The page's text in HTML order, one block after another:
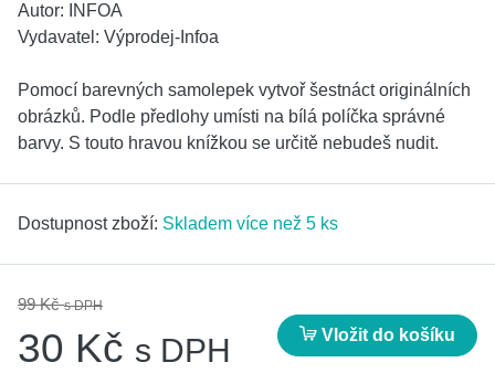
Autor:
INFOA
Vydavatel: Výprodej-Infoa
Pomocí barevných samolepek vytvoř šestnáct originálních
obrázků. Podle předlohy umísti na bílá políčka správné
barvy. S touto hravou knížkou se určitě nebudeš nudit.
Dostupnost zboží: Skladem více než 5 ks
99 Kčs DPH
30 Kč s DPH Vložit do košíku